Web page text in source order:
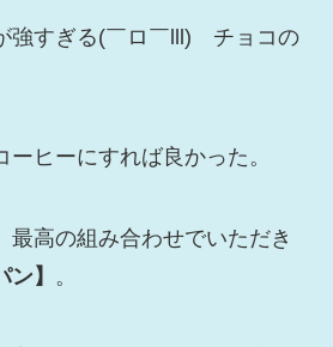
強すぎる(￣ロ￣lll) チョコの
ヒーにすれば良かった。
最高の組み合わせでいただき
ン】 。